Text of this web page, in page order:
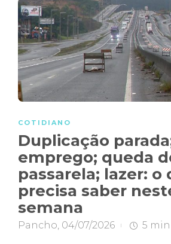
COTIDIANO
Duplicação
emprego; queda
passarela; lazer: o
precisa saber
semana
Pancho, 04/07/2026 5 min